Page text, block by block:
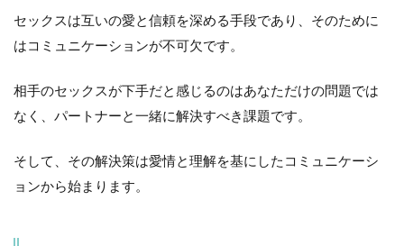
セックスは互いの愛と信頼を深める手段であり、そのために
はコミュニケーションが不可欠です。
相手のセックスが下手だと感じるのはあなただけの問題では
なく、パートナーと一緒に解決すべき課題です。
そして、その解決策は愛情と理解を基にしたコミュニケーシ
ョンから始まります。